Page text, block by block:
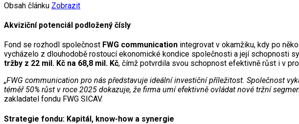
Obsah článku Zobrazit
Akviziční potenciál podložený čísly
Fond se rozhodl společnost FWG communication integrovat v okamžiku, kdy po
vycházelo z dlouhodobě rostoucí ekonomické kondice společnosti a její schopnosti
tržby z 22 mil. Kč na 68,8 mil. Kč, čímž potvrdila svou schopnost efektivně růst i v
„FWG communication pro nás představuje ideální investiční příležitost. Společnost
téměř 50% růst v roce 2025 dokazuje, že firma umí efektivně ovládat nové tržní
zakladatel fondu FWG SICAV.
Strategie fondu: Kapitál, know-how a synergie